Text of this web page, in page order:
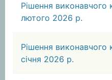
Рішення виконавчого
лютого 2026 р.
Рішення виконавчого
січня 2026 р.